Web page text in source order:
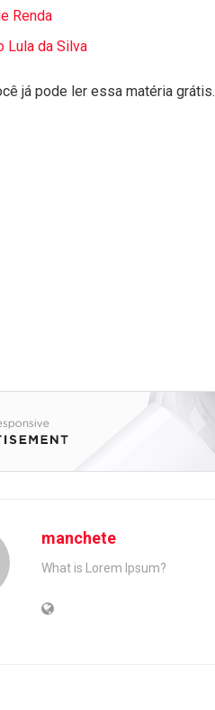
Renda
Lula da Silva
já pode ler essa matéria grátis.
manchete
What is Lorem Ipsum?